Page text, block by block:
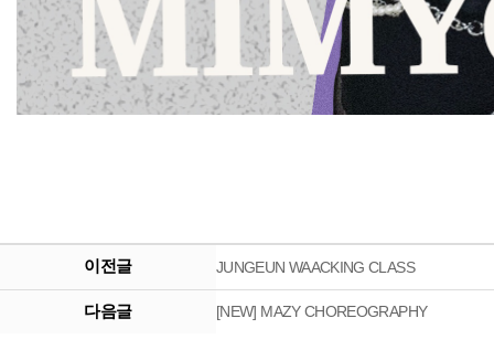
이전글 JUNGEUN WAACKING CLASS
다음글 [NEW] MAZY CHOREOGRAPHY